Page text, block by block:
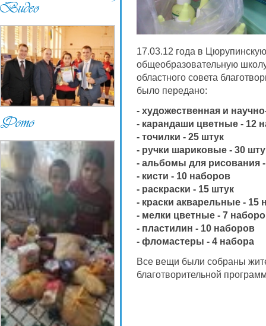
17.03.12 года в
общеобразовательную
областного совета
было передано:
- художественная и
- карандаши цветные - 12
- точилки - 25 штук
- ручки шариковые - 30
- альбомы для рисования -
- кисти - 10 наборов
- раскраски - 15 штук
- краски акварельные - 15
- мелки цветные - 7
- пластилин - 10 наборов
- фломастеры - 4 набора
Все вещи были собраны
благотворительной